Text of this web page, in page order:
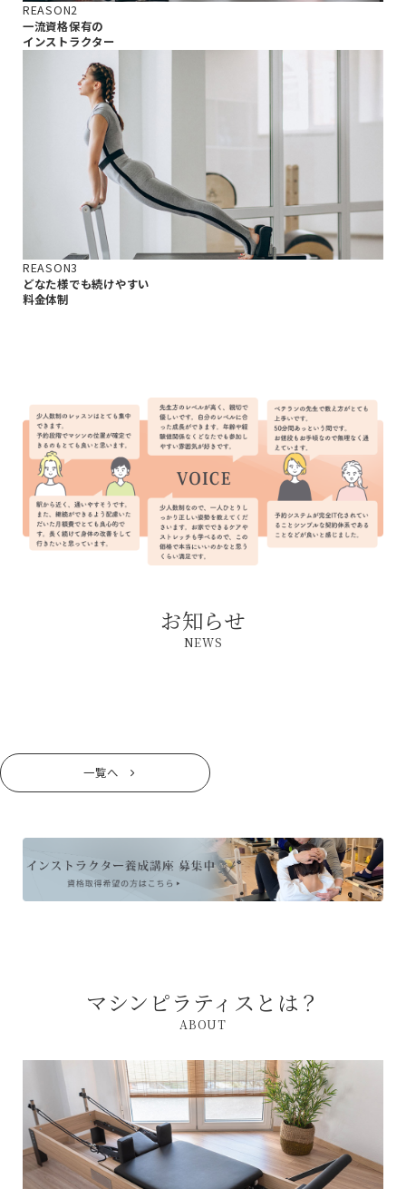
REASON2
一流資格保有の
インストラクター
REASON3
どなた様でも続けやすい
料金体制
お知らせ
NEWS
一覧へ
マシンピラティスとは？
ABOUT